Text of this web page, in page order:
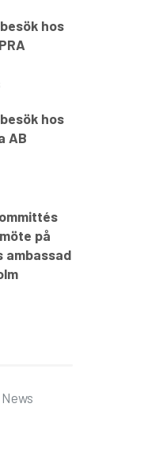
hos
hos
AB
på
ambassad